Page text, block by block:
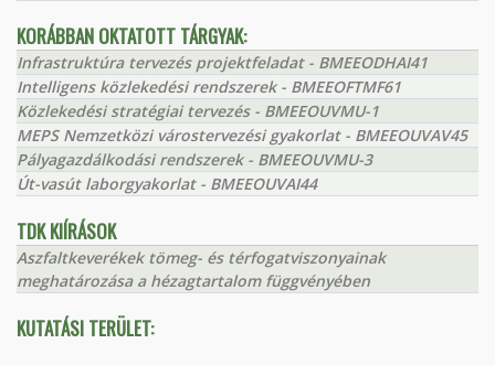
KORÁBBAN OKTATOTT TÁRGYAK:
Infrastruktúra tervezés projektfeladat - BMEEODHAI41
Intelligens közlekedési rendszerek - BMEEOFTMF61
Közlekedési stratégiai tervezés - BMEEOUVMU-1
MEPS Nemzetközi várostervezési gyakorlat - BMEEOUVAV45
Pályagazdálkodási rendszerek - BMEEOUVMU-3
Út-vasút laborgyakorlat - BMEEOUVAI44
TDK KIÍRÁSOK
Aszfaltkeverékek tömeg- és térfogatviszonyainak
meghatározása a hézagtartalom függvényében
KUTATÁSI TERÜLET: